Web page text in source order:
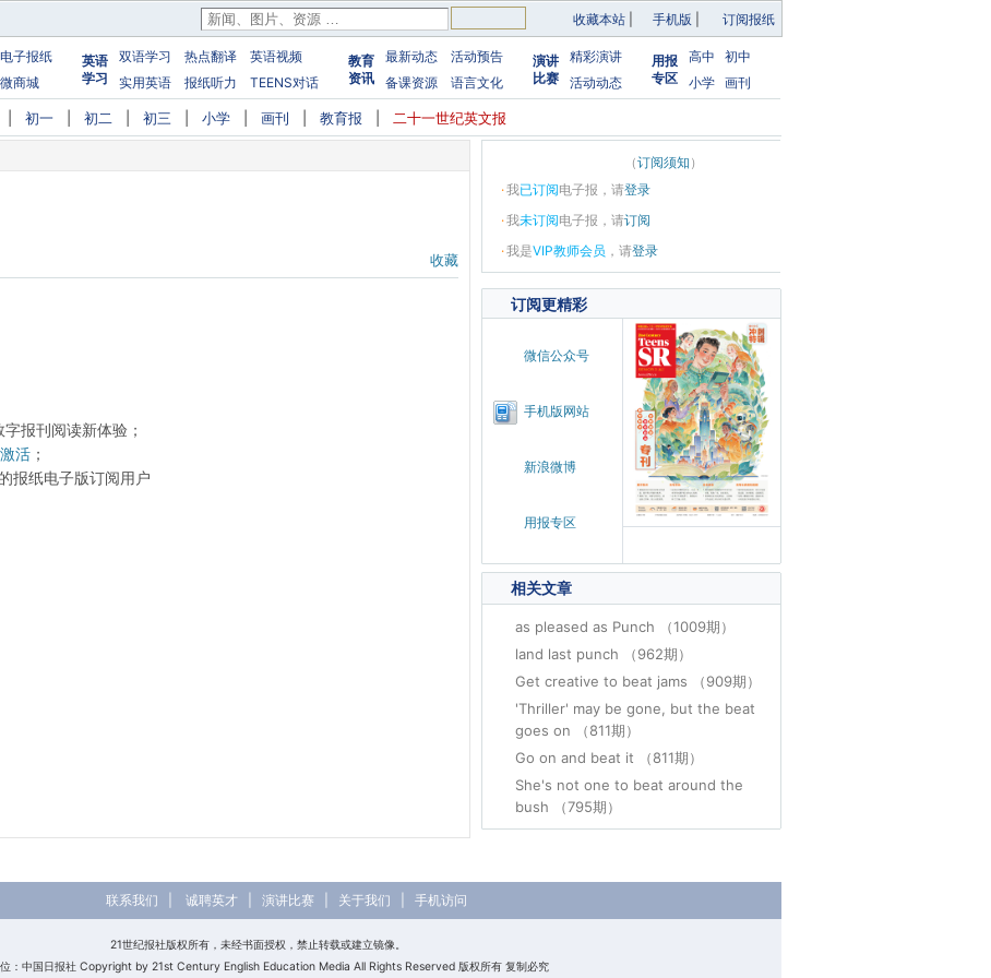
收藏本站 手机版 订阅报纸
电子报纸
微商城
英语
学习
双语学习 热点翻译
英语视频
实用英语
报纸听力 TEENS对话
教育
资讯
最新动态
活动预告
备课资源
语言文化
演讲
比赛
精彩演讲
活动动态
用报
专区
高中
初中
小学 画刊
初一 初二 初三 小学 画刊 教育报 二十一世纪英文报
收藏
字报刊阅读新体验；
活 ；
报纸电子版订阅用户
（订阅须知 ）
·我已订阅电子报，请登录
·我未订阅电子报，请订阅
·我是VIP教师会员 ，请登录
订阅更精彩
微信公众号
手机版网站
新浪微博
用报专区
相关文章
as pleased as Punch （1009期）
land last punch （962期）
Get creative to beat jams （909期）
'Thriller' may be gone, but the beat
goes on （811期）
Go on and beat it （811期）
She's not one to beat around the
bush （795期）
联系我们 诚聘英才| 演讲比赛| 关于我们 手机访问
21世纪报社版权所有，未经书面授权，禁止转载或建立镜像。
位：中国日报社 Copyright by 21st Century English Education Media All Rights Reserved 版权所有 复制必究